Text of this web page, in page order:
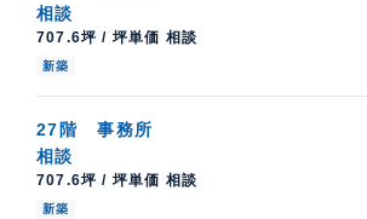
相談
707.6坪 / 坪単価 相談
新築
27階事務所
相談
707.6坪 / 坪単価 相談
新築